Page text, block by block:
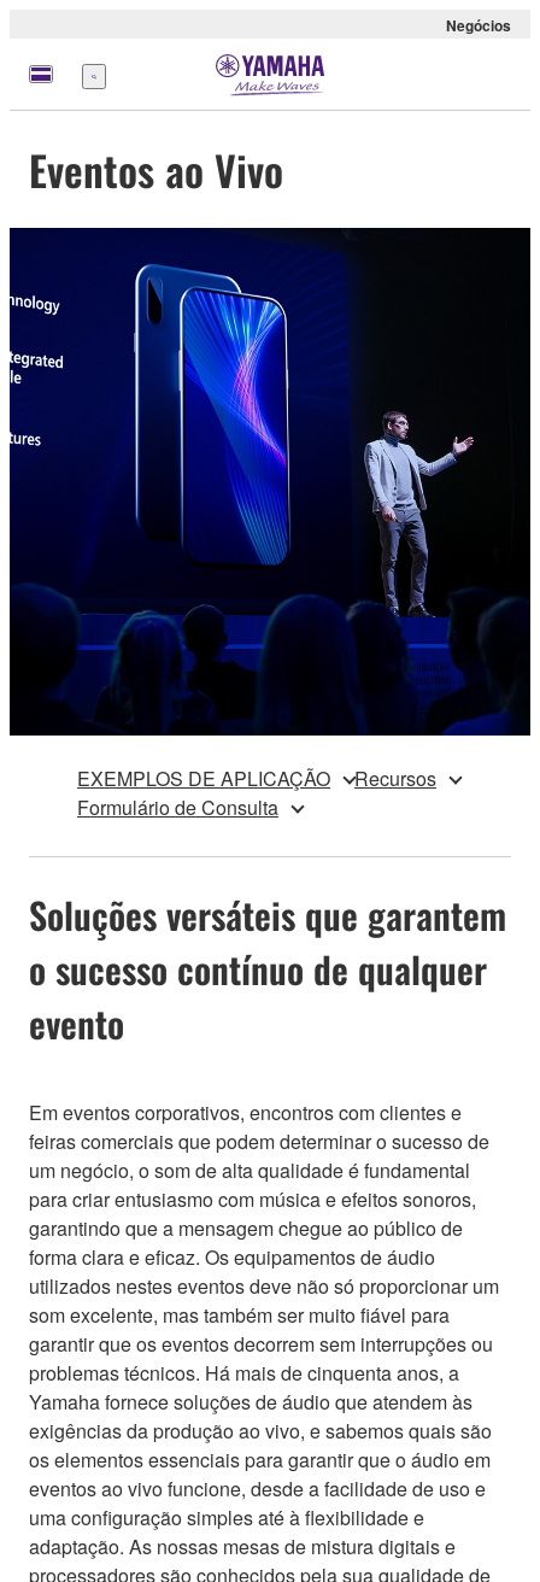
Negócios
Menu
Eventos ao Vivo
EXEMPLOS DE APLICAÇÃO
Recursos
Formulário de Consulta
Soluções versáteis que garantem
o sucesso contínuo de qualquer
evento
Em eventos corporativos, encontros com clientes e
feiras comerciais que podem determinar o sucesso de
um negócio, o som de alta qualidade é fundamental
para criar entusiasmo com música e efeitos sonoros,
garantindo que a mensagem chegue ao público de
forma clara e eficaz. Os equipamentos de áudio
utilizados nestes eventos deve não só proporcionar um
som excelente, mas também ser muito fiável para
garantir que os eventos decorrem sem interrupções ou
problemas técnicos. Há mais de cinquenta anos, a
Yamaha fornece soluções de áudio que atendem às
exigências da produção ao vivo, e sabemos quais são
os elementos essenciais para garantir que o áudio em
eventos ao vivo funcione, desde a facilidade de uso e
uma configuração simples até à flexibilidade e
adaptação. As nossas mesas de mistura digitais e
processadores são conhecidos pela sua qualidade de